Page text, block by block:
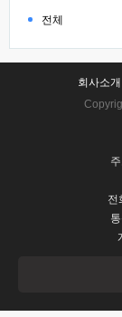
전체
회사소개
전